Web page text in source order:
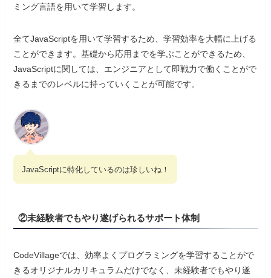
ミング言語を用いて学習します。
全てJavaScriptを用いて学習するため、学習効率を大幅に上げる
ことができます。基礎から応用までを学ぶことができるため、
JavaScriptに関しては、エンジニアとして即戦力で働くことがで
きるまでのレベルに持っていくことが可能です。
JavaScriptに特化しているのは珍しいね！
②未経験者でもやり遂げられるサポート体制
CodeVillageでは、効率よくプログラミングを学習することがで
きるオリジナルカリキュラムだけでなく、未経験者でもやり遂